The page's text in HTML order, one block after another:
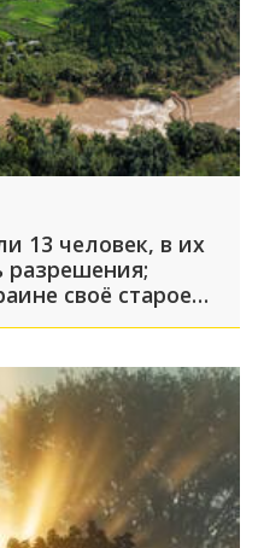
13 человек, в их
разрешения;
своё старое
пока вы спали